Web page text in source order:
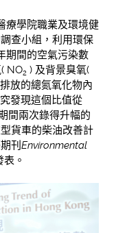
療學院職業及環境健
查小組，利用環保
期間的空氣污染數
NO2 ) 及背景臭氧(
放的總氮氧化物內
發現這個比值從
間兩次錄得升幅的
貨車的柴油改善計
刊 Environmental
。